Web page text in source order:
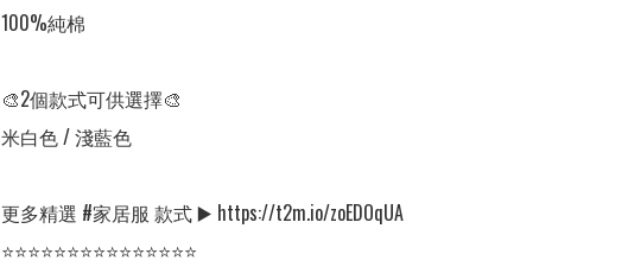
100%純棉
🎨2個款式可供選擇🎨
米白色 / 淺藍色
更多精選 #家居服 款式 ▶️ https://t2m.io/zoEDOqUA
⭐⭐⭐⭐⭐⭐⭐⭐⭐⭐⭐⭐⭐⭐⭐